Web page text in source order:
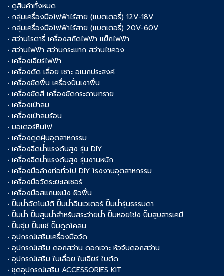
• ดูสินค้าทั้งหมด
• กลุ่มเครื่องมือไฟฟ้าไร้สาย (แบตเตอรี่) 12V-18V
• กลุ่มเครื่องมือไฟฟ้าไร้สาย (แบตเตอรี่) 20V-60V
• สว่านโรตารี่ เครื่องสกัดไฟฟ้า แย็กไฟฟ้า
• สว่านไฟฟ้า สว่านกระแทก สว่านไขควง
• เครื่องเจียร์ไฟฟ้า
• เครื่องตัด เลื่อย เซาะ อเนกประสงค์
• เครื่องขัดพื้น เครื่องปั่นเงาพื้น
• เครื่องขัดสี เครื่องขัดกระดาษทราย
• เครื่องเป่าลม
• เครื่องเป่าลมร้อน
• มอเตอร์หินไฟ
• เครื่องดูดฝุ่นอุตสาหกรรม
• เครื่องฉีดน้ำแรงดันสูง รุ่น DIY
• เครื่องฉีดน้ำแรงดันสูง รุ่นงานหนัก
• เครื่องมือล้างท่อทั่วไป DIY โรงงานอุตสาหกรรม
• เครื่องมือวัดระยะเลเซอร์
• เครื่องมือสแกนผนัง ผิวพื้น
• ปั๊มน้ำอัตโนมัติ ปั๊มน้ำอินเวเตอร์ ปั๊มน้ำรุ่นธรรมดา
• ปั๊มน้ำ ปั๊มสูบน้ำสำหรับสระว่ายน้ำ ปั๊มหอยโข่ง ปั๊มสูบสารเคมี
• ปั๊มจุ่ม ปั๊มแช่ ปั๊มดูดโคลน
• อุปกรณ์เสริมเครื่องมือวัด
• อุปกรณ์เสริม ดอกสว่าน ดอกเจาะ หัวจับดอกสว่าน
• อุปกรณ์เสริม ใบเลื่อย ใบเจียร์ ใบตัด
• ชุดอุปกรณ์เสริม ACCESSORIES KIT